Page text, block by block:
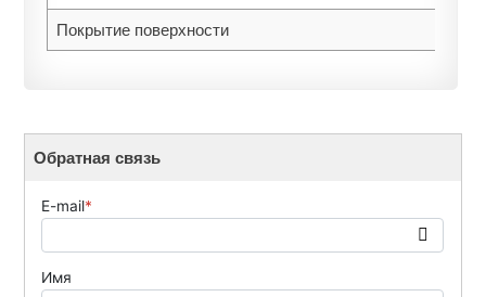
Покрытие поверхности
Обратная связь